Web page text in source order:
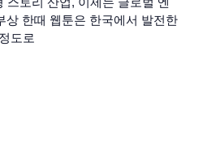
상 한때 웹툰은 한국에서 발전한
도로